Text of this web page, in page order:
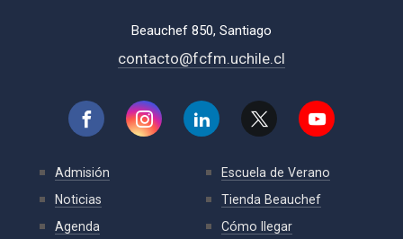
Beauchef 850, Santiago
contacto@fcfm.uchile.cl
Admisión
Noticias
Agenda
Escuela de Verano
Tienda Beauchef
Cómo llegar